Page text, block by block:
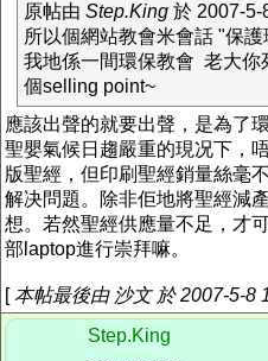
原帖由 Step.King 於 2007-5-
所以個網站教會米會話 "保
我地係一間環保教會 老大
個selling point~
應該出聲的就要出聲，是為了
聖嬰氣候日趨嚴重的現况下，
版聖經，但印刷聖經銷量絲毫
解决問題。除非佢地將聖經減
想。若然聖經供應量不足，才
部laptop進行崇拜嘛。
[本帖最後由 沙文 於 2007-5-8
Step.King